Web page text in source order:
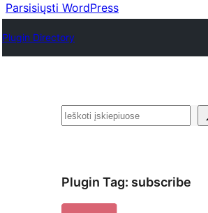
Parsisiųsti WordPress
Plugin Directory
Paieška
Plugin Tag: subscribe